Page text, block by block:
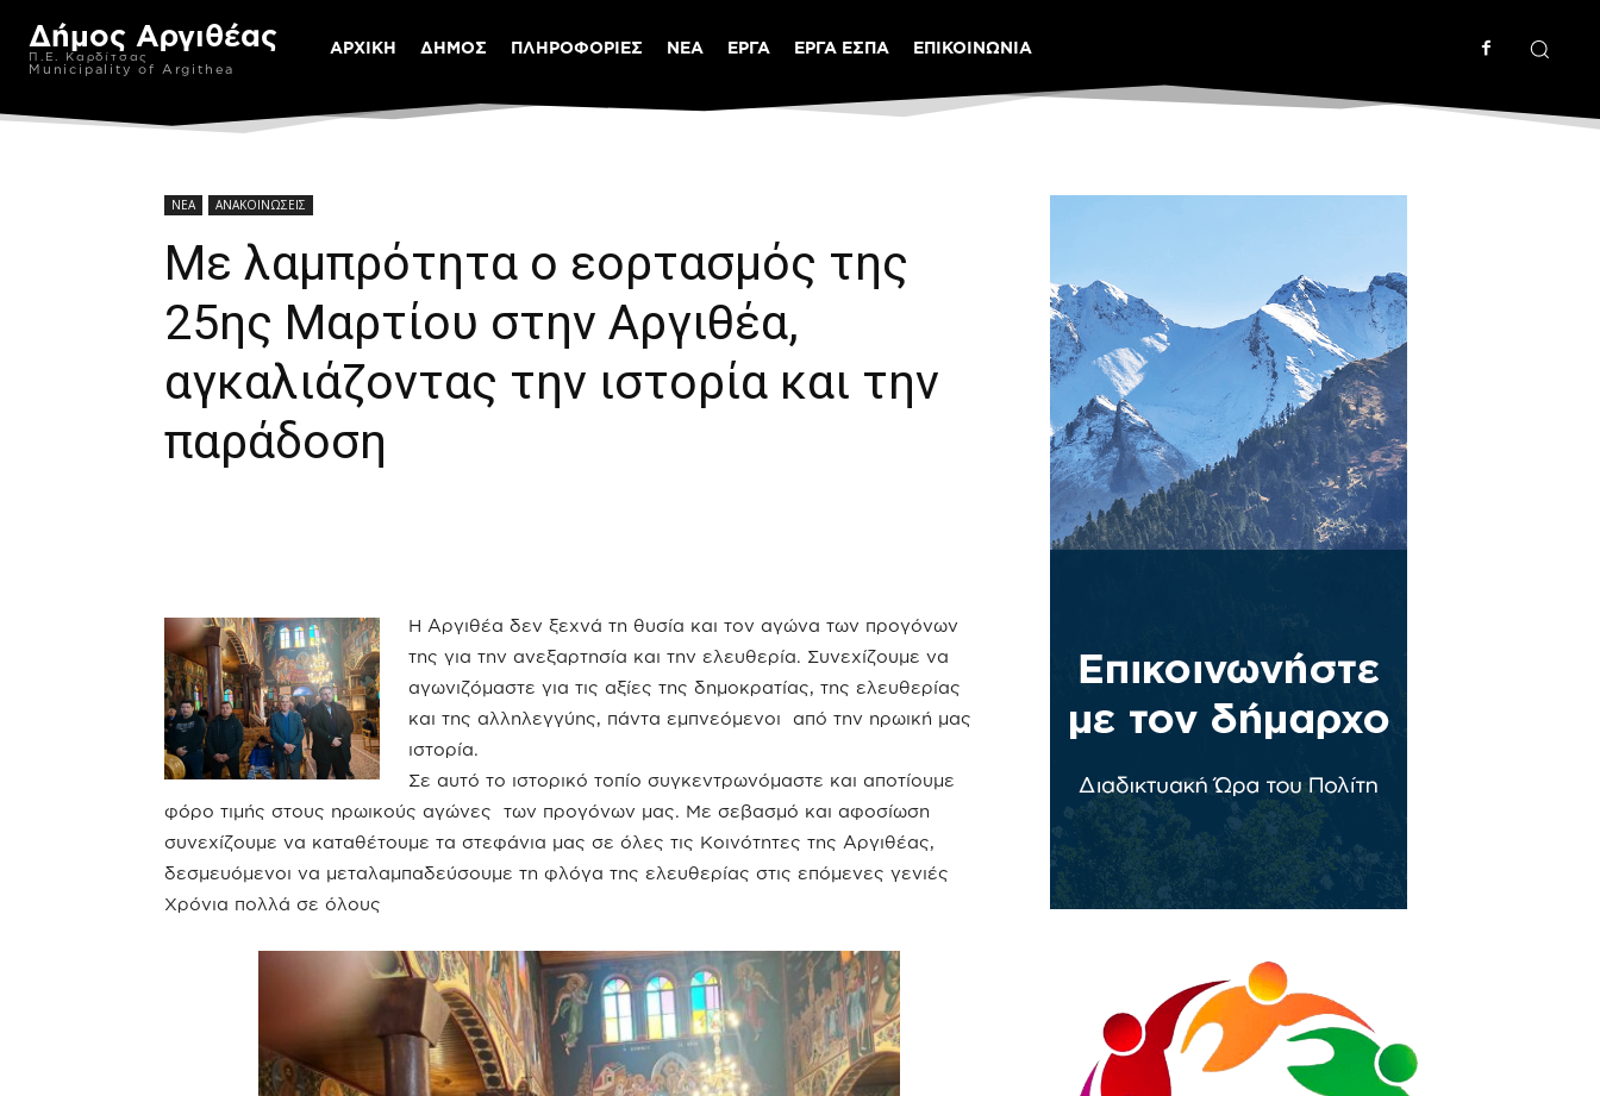
Δήμος Αργιθέας
Π.Ε. Καρδίτσας
Municipality of Argithea
ΑΡΧΙΚΗ ΔΗΜΟΣ ΠΛΗΡΟΦΟΡΙΕΣ ΝΕΑ ΕΡΓΑ ΕΡΓΑ ΕΣΠΑ ΕΠΙΚΟΙΝΩΝΙΑ
ΝΕΑ ΑΝΑΚΟΙΝΩΣΕΙΣ
Με λαμπρότητα ο εορτασμός της
25ης Μαρτίου στην Αργιθέα,
αγκαλιάζοντας την ιστορία και την
παράδοση
Η Αργιθέα δεν ξεχνά τη θυσία και τον αγώνα των προγόνων
της για την ανεξαρτησία και την ελευθερία. Συνεχίζουμε να
αγωνιζόμαστε για τις αξίες της δημοκρατίας, της ελευθερίας
και της αλληλεγγύης, πάντα εμπνεόμενοι από την ηρωική μας
ιστορία.
Σε αυτό το ιστορικό τοπίο συγκεντρωνόμαστε και αποτίουμε
φόρο τιμής στους ηρωικούς αγώνες των προγόνων μας. Με σεβασμό και αφοσίωση
συνεχίζουμε να καταθέτουμε τα στεφάνια μας σε όλες τις Κοινότητες της Αργιθέας,
δεσμευόμενοι να μεταλαμπαδεύσουμε τη φλόγα της ελευθερίας στις επόμενες γενιές
Χρόνια πολλά σε όλους